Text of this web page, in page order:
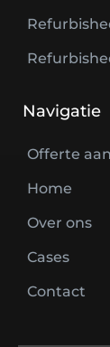
Navigatie
Offerte
Home
Over ons
Cases
Contact